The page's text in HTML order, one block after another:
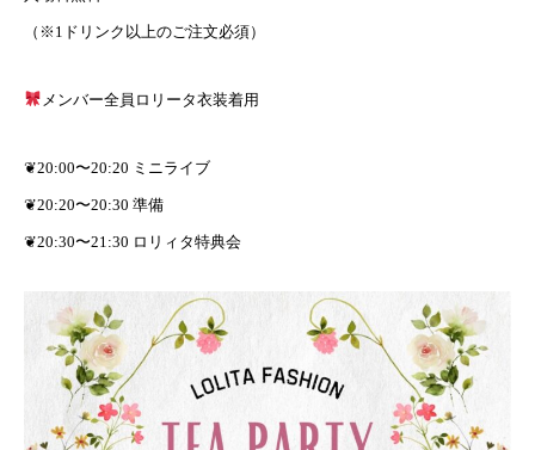
（※1ドリンク以上のご注文必須）
メンバー全員ロリータ衣装着用
❦20:00〜20:20 ミニライブ
❦20:20〜20:30 準備
❦20:30〜21:30 ロリィタ特典会